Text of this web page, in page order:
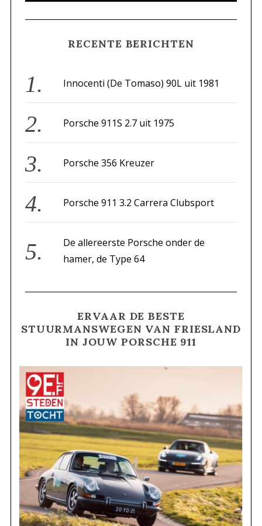
f
o
:
C
RECENTE BERICHTEN
Innocenti (De Tomaso) 90L uit 1981
Porsche 911S 2.7 uit 1975
Porsche 356 Kreuzer
Porsche 911 3.2 Carrera Clubsport
De allereerste Porsche onder de
hamer, de Type 64
ERVAAR DE BESTE
STUURMANSWEGEN VAN FRIESLAND
IN JOUW PORSCHE 911